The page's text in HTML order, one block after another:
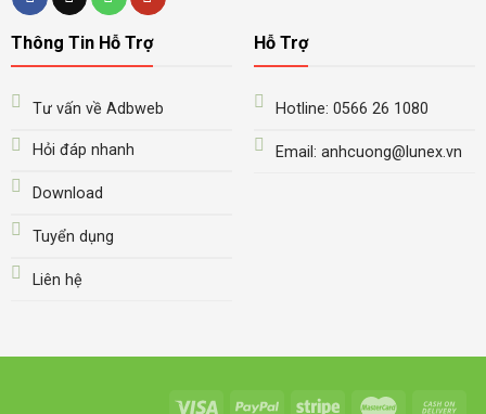
Thông Tin Hỗ Trợ
Tư vấn về Adbweb
Hỏi đáp nhanh
Download
Tuyển dụng
Liên hệ
Hỗ Trợ
Hotline: 0566 26 1080
Email: anhcuong@lunex.vn